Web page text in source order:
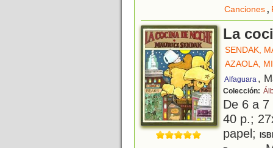
Canciones,
La
SENDAK,
AZAOLA,
Alfaguara ,
Colección:
De 6 a
40 p.;
papel;